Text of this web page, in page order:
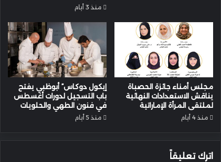
منذ 3 أيام
مجلس أمناء جائزة الحصباة
يناقش الاستعدادات النهائية
لملتقى المرأة الإماراتية
منذ 4 أيام
إيكول دوكاس” أبوظبي يفتح
باب التسجيل لدورات أغسطس
في فنون الطهي والحلويات
منذ 5 أيام
اترك تعليقاً